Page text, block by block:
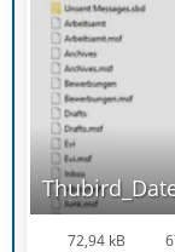
72,94 kB